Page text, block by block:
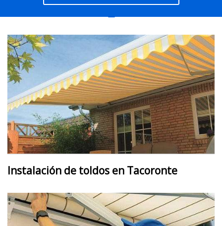
Instalación de toldos en Tacoronte